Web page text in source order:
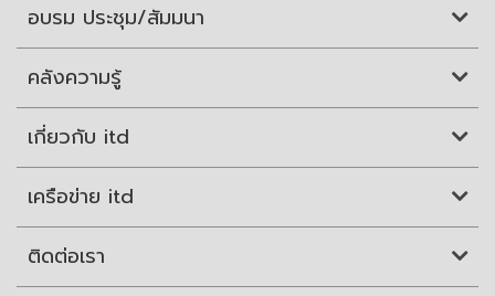
อบรม ประชุม/สัมมนา
คลังความรู้
เกี่ยวกับ itd
เครือข่าย itd
ติดต่อเรา